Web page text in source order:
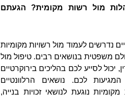
מול רשות מקומית? הגעתם
נדרשים לעמוד מול רשויות מקומיות
משפטית בנושאים רבים. טיפול מול
יכול לסייע לכם בהליכים בירוקרטיים
לכם. נושאים הרלוונטיים
נוגעת לנושאי זכויות בנייה,